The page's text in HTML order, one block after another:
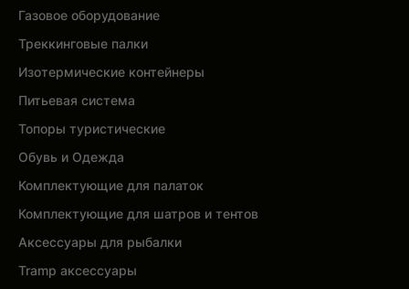
Газовое оборудование
Треккинговые палки
Изотермические контейнеры
Питьевая система
Топоры туристические
Обувь и Одежда
Комплектующие для палаток
Комплектующие для шатров и тентов
Аксессуары для рыбалки
Tramp аксессуары